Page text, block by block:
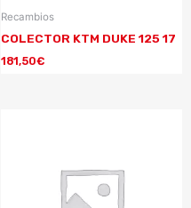
Recambios
COLECTOR KTM DUKE 125 17
181,50€